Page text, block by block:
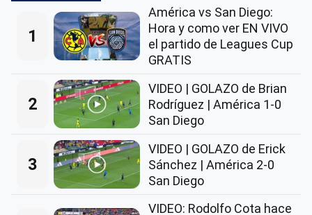
1
América vs San Diego:
Hora y como ver EN VIVO
el partido de Leagues Cup
GRATIS
2
VIDEO | GOLAZO de Brian
Rodríguez | América 1-0
San Diego
3
VIDEO | GOLAZO de Erick
Sánchez | América 2-0
San Diego
VIDEO: Rodolfo Cota hace